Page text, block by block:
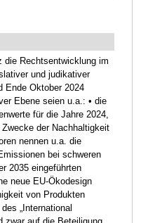
die Rechtsentwicklung im
und judikativer
Ende Oktober 2024
Ebene seien u.a.: • die
für die Jahre 2024,
der Nachhaltigkeit
nennen u.a. die
bei schweren
2035 eingeführten
neue EU-Ökodesign
von Produkten
„International